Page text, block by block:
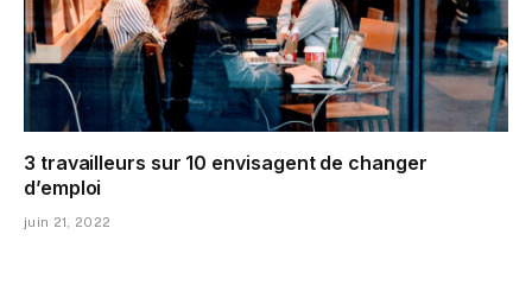
3 travailleurs sur 10 envisagent de changer
d’emploi
juin 21, 2022